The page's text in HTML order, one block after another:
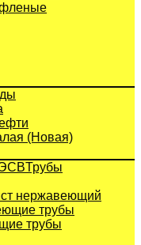
(Новая)
Трубы
нержавеющий
трубы